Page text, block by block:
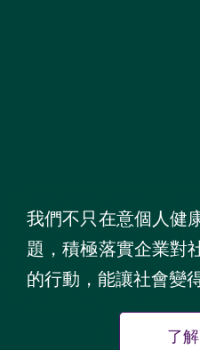
我們不只在意個人健
題，積極落實企業對
的行動，能讓社會變
了